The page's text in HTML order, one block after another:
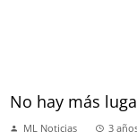
No hay más
ML Noticias 3